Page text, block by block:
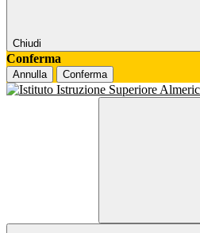
Chiudi
Conferma
Annulla Conferma